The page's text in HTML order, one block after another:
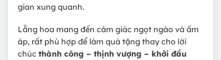
gian xung quanh.
Lẵng hoa mang đến cảm giác ngọt ngào và ấm
áp, rất phù hợp để làm quà tặng thay cho lời
chúc thành công – thịnh vượng – khởi đầu